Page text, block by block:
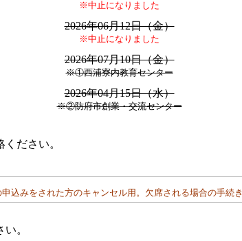
※中止になりました
2026年06月12日（金）
※中止になりました
2026年07月10日（金）
※①西浦寮内教育センター
2026年04月15日（水）
※②防府市創業・交流センター
ださい。
申込みをされた方のキャンセル用。欠席される場合の手続き
。